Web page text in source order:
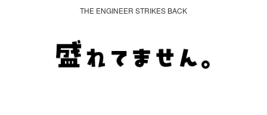
THE ENGINEER STRIKES BACK